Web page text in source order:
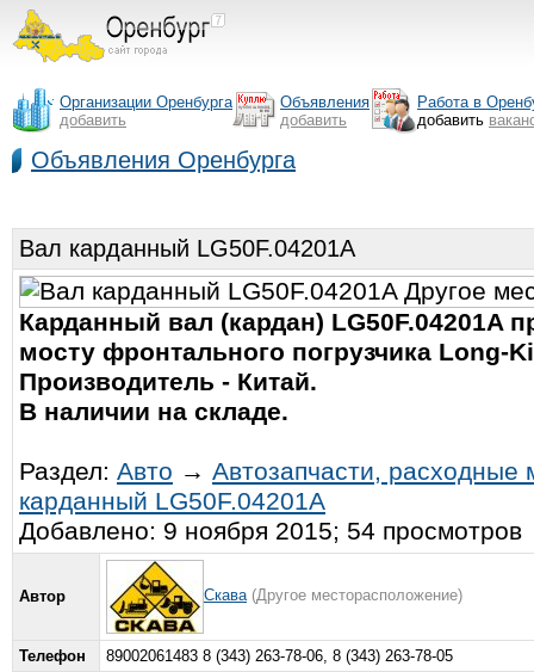
Организации Оренбурга
добавить
Объявления
добавить
Работа в
добавить
Объявления Оренбурга
Вал карданный LG50F.04201A
Карданный вал (кардан) LG50F.04201A
мосту фронтального погрузчика Long-
Производитель - Китай.
В наличии на складе.
Раздел: Авто → Автозапчасти, расходные
карданный LG50F.04201A
Добавлено: 9 ноября 2015; 54 просмотров
Автор Скава (Другое месторасположение)
Телефон
89002061483 8 (343) 263-78-06, 8 (343) 263-78-05